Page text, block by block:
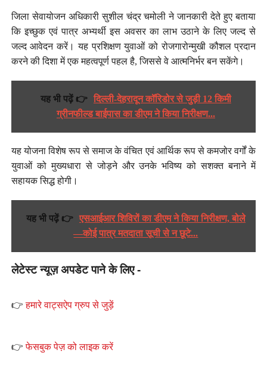
जिला सेवायोजन अधिकारी सुशील चंद्र चमोली ने जानकारी देते हुए बताया
कि इच्छुक एवं पात्र अभ्यर्थी इस अवसर का लाभ उठाने के लिए जल्द से
जल्द आवेदन करें। यह प्रशिक्षण युवाओं को रोजगारोन्मुखी कौशल प्रदान
करने की दिशा में एक महत्वपूर्ण पहल है, जिससे वे आत्मनिर्भर बन सकेंगे।
यह भी पढ़ें 👉 दिल्ली-देहरादून कॉरिडोर से जुड़ी 12 किमी
ग्रीनफील्ड बाईपास का डीएम ने किया निरीक्षण...
यह योजना विशेष रूप से समाज के वंचित एवं आर्थिक रूप से कमजोर वर्गों के
युवाओं को मुख्यधारा से जोड़ने और उनके भविष्य को सशक्त बनाने में
सहायक सिद्ध होगी।
यह भी पढ़ें 👉 एसआईआर शिविरों का डीएम ने किया निरीक्षण, बोले
—कोई पात्र मतदाता सूची से न छूटे...
लेटेस्ट न्यूज़ अपडेट पाने के लिए -
👉हमारे वाट्सऐप ग्रुप से जुड़ें
👉फेसबुक पेज़ को लाइक करें